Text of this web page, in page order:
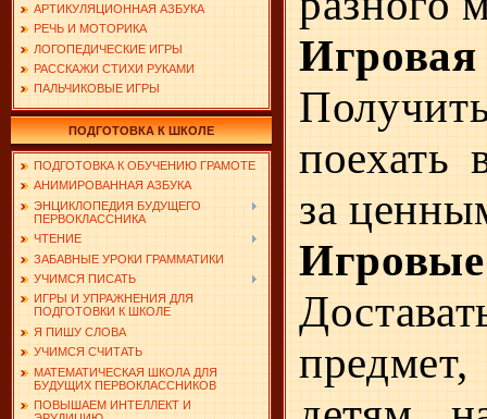
АРТИКУЛЯЦИОННАЯ АЗБУКА
РЕЧЬ И МОТОРИКА
ЛОГОПЕДИЧЕСКИЕ ИГРЫ
РАССКАЖИ СТИХИ РУКАМИ
ПАЛЬЧИКОВЫЕ ИГРЫ
ПОДГОТОВКА К ШКОЛЕ
ПОДГОТОВКА К ОБУЧЕНИЮ ГРАМОТЕ
АНИМИРОВАННАЯ АЗБУКА
ЭНЦИКЛОПЕДИЯ БУДУЩЕГО
ПЕРВОКЛАССНИКА
ЧТЕНИЕ
ЗАБАВНЫЕ УРОКИ ГРАММАТИКИ
УЧИМСЯ ПИСАТЬ
ИГРЫ И УПРАЖНЕНИЯ ДЛЯ
ПОДГОТОВКИ К ШКОЛЕ
Я ПИШУ СЛОВА
УЧИМСЯ СЧИТАТЬ
МАТЕМАТИЧЕСКАЯ ШКОЛА ДЛЯ
БУДУЩИХ ПЕРВОКЛАССНИКОВ
ПОВЫШАЕМ ИНТЕЛЛЕКТ И
поехать
за